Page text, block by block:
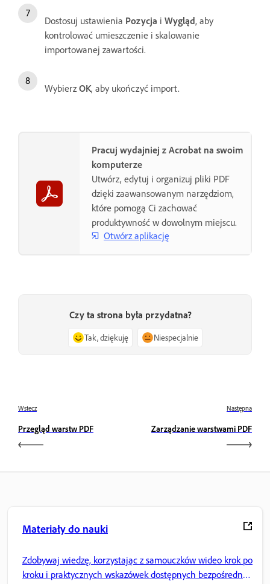
Dostosuj ustawienia Pozycja i Wygląd, aby
kontrolować umieszczenie i skalowanie
importowanej zawartości.
WybierzOK, aby ukończyć import.
Pracuj wydajniej z Acrobat na swoim
komputerze
Utwórz, edytuj i organizuj pliki PDF
dzięki zaawansowanym narzędziom,
które pomogą Ci zachować
produktywność w dowolnym miejscu.
Otwórz aplikację
Czy ta strona była przydatna?
Tak, dziękuję Niespecjalnie
Wstecz
Przegląd warstw PDF
Następna
Zarządzanie warstwami PDF
Materiały do nauki
Zdobywaj wiedzę, korzystając z samouczków wideo krok po
kroku i praktycznych wskazówek dostępnych bezpośrednio